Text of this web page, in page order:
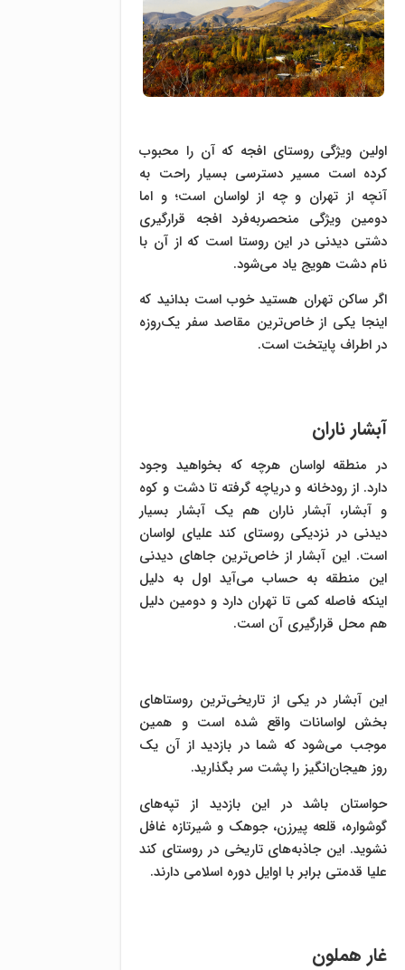
اولین ویژگی روستای افجه که آن را محبوب
کرده است مسیر دسترسی بسیار راحت به
آنچه از تهران و چه از لواسان است؛ و اما
دومین ویژگی منحصربه‌فرد افجه قرارگیری
دشتی دیدنی در این روستا است که از آن با
نام دشت هویج یاد می‌شود.
اگر ساکن تهران هستید خوب است بدانید که
اینجا یکی از خاص‌ترین مقاصد سفر یک‌روزه
در اطراف پایتخت است.
آبشار ناران
در منطقه لواسان هرچه که بخواهید وجود
دارد. از رودخانه و دریاچه گرفته تا دشت و کوه
و آبشار، آبشار ناران هم یک آبشار بسیار
دیدنی در نزدیکی روستای کند علیای لواسان
است. این آبشار از خاص‌ترین جاهای دیدنی
این منطقه به حساب می‌آید اول به دلیل
اینکه فاصله کمی تا تهران دارد و دومین دلیل
هم محل قرارگیری آن است.
این آبشار در یکی از تاریخی‌ترین روستاهای
بخش لواسانات واقع شده است و همین
موجب می‌شود که شما در بازدید از آن یک
روز هیجان‌انگیز را پشت سر بگذارید.
حواستان باشد در این بازدید از تپه‌های
گوشواره، قلعه پیرزن، جوهک و شیرتازه غافل
نشوید. این جاذبه‌های تاریخی در روستای کند
علیا قدمتی برابر با اوایل دوره اسلامی دارند.
غار هملون